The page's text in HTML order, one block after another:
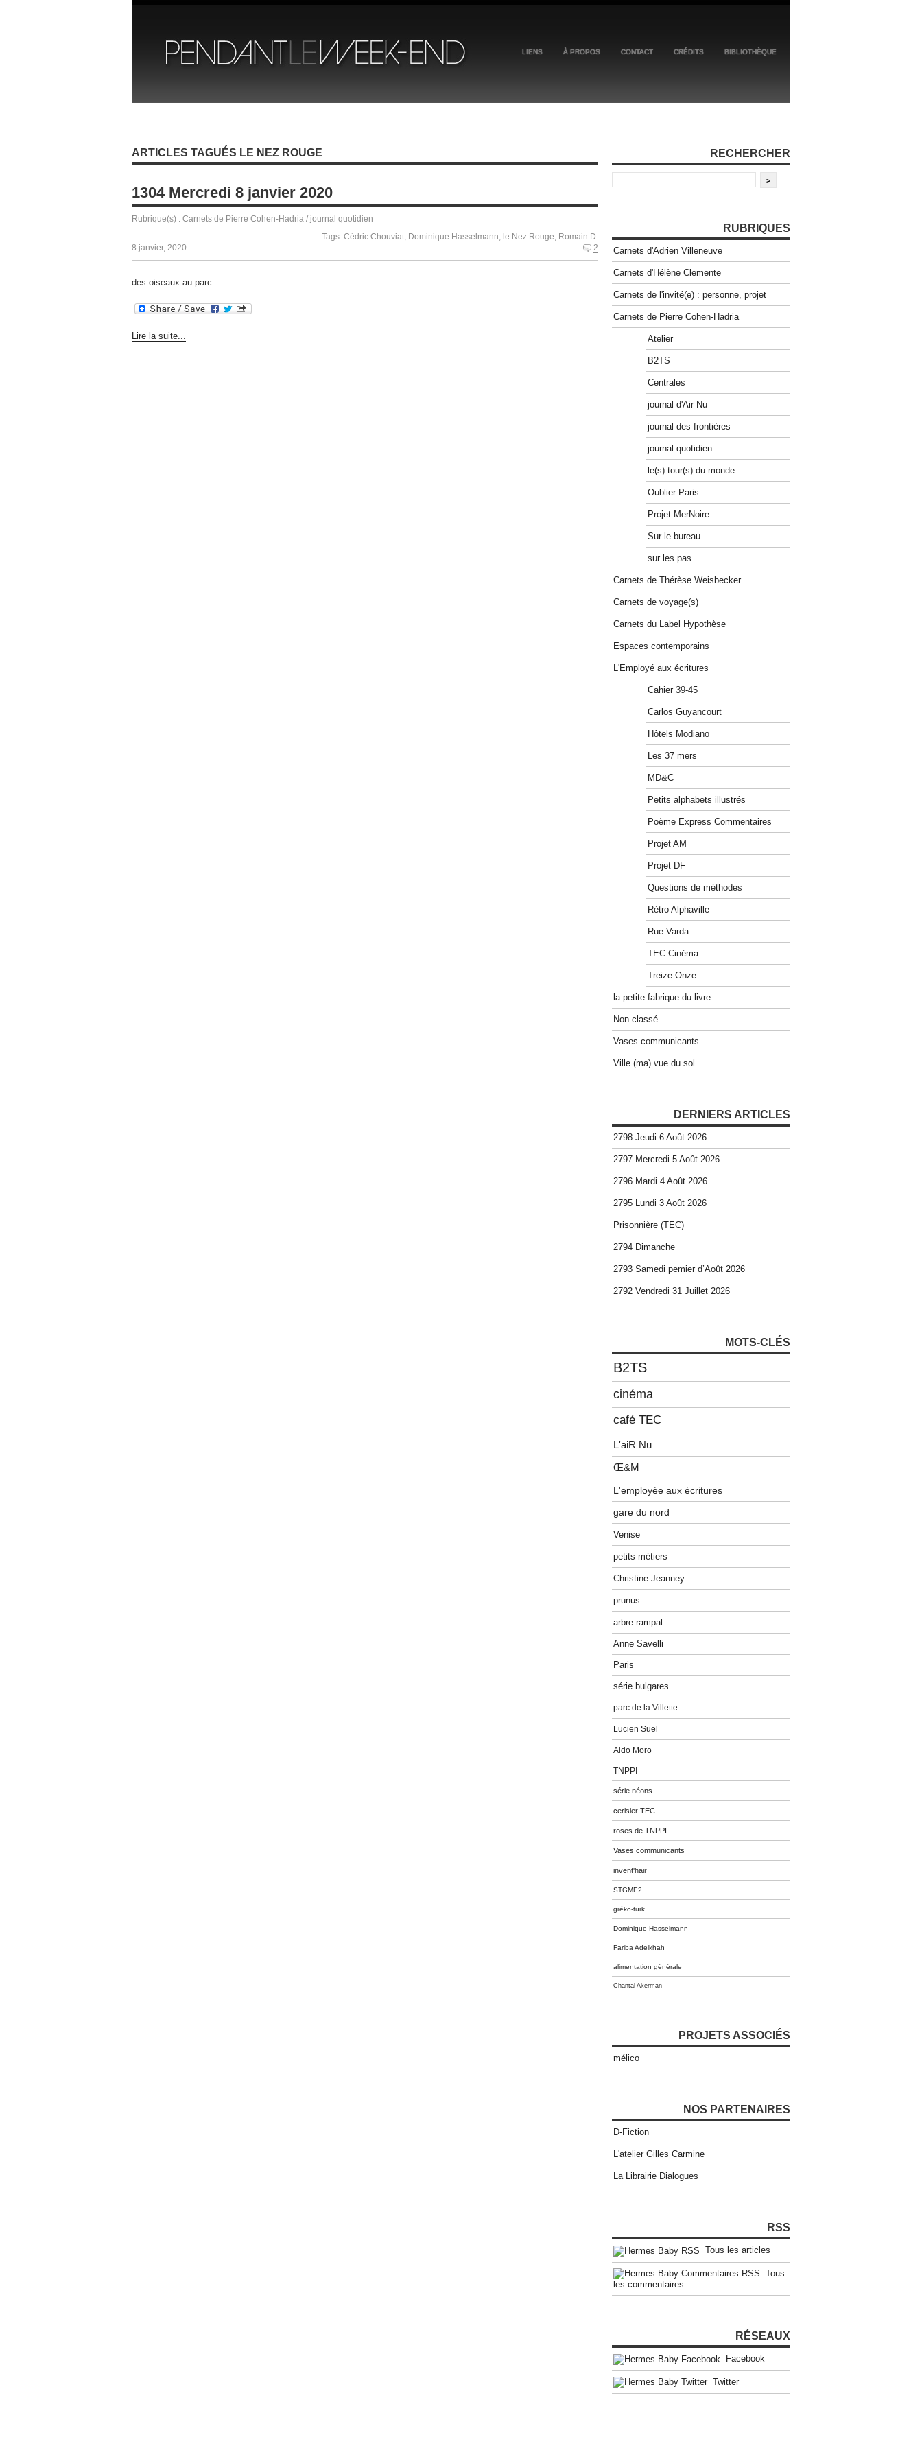
LIENS À PROPOS CONTACT CRÉDITS BIBLIOTHÈQUE
ARTICLES TAGUÉS LE NEZ ROUGE
1304 Mercredi 8 janvier 2020
Rubrique(s) : Carnets de Pierre Cohen-Hadria / journal quotidien
Tags: Cédric Chouviat, Dominique Hasselmann, le Nez Rouge, Romain D.
8 janvier, 2020
2
des oiseaux au parc
Lire la suite...
RECHERCHER
RUBRIQUES
Carnets d'Adrien Villeneuve
Carnets d'Hélène Clemente
Carnets de l'invité(e) : personne, projet
Carnets de Pierre Cohen-Hadria
Atelier
B2TS
Centrales
journal d'Air Nu
journal des frontières
journal quotidien
le(s) tour(s) du monde
Oublier Paris
Projet MerNoire
Sur le bureau
sur les pas
Carnets de Thérèse Weisbecker
Carnets de voyage(s)
Carnets du Label Hypothèse
Espaces contemporains
L'Employé aux écritures
Cahier 39-45
Carlos Guyancourt
Hôtels Modiano
Les 37 mers
MD&C
Petits alphabets illustrés
Poème Express Commentaires
Projet AM
Projet DF
Questions de méthodes
Rétro Alphaville
Rue Varda
TEC Cinéma
Treize Onze
la petite fabrique du livre
Non classé
Vases communicants
Ville (ma) vue du sol
DERNIERS ARTICLES
2798 Jeudi 6 Août 2026
2797 Mercredi 5 Août 2026
2796 Mardi 4 Août 2026
2795 Lundi 3 Août 2026
Prisonnière (TEC)
2794 Dimanche
2793 Samedi pemier d’Août 2026
2792 Vendredi 31 Juillet 2026
MOTS-CLÉS
B2TS
cinéma
café TEC
L'aiR Nu
Œ&M
L'employée aux écritures
gare du nord
Venise
petits métiers
Christine Jeanney
prunus
arbre rampal
Anne Savelli
Paris
série bulgares
parc de la Villette
Lucien Suel
Aldo Moro
TNPPI
série néons
cerisier TEC
roses de TNPPI
Vases communicants
invent'hair
STGME2
gréko-turk
Dominique Hasselmann
Fariba Adelkhah
alimentation générale
Chantal Akerman
PROJETS ASSOCIÉS
mélico
NOS PARTENAIRES
D-Fiction
L'atelier Gilles Carmine
La Librairie Dialogues
RSS
Tous les articles
Tous
les commentaires
RÉSEAUX
Facebook
Twitter